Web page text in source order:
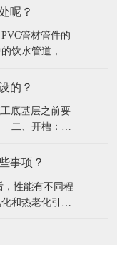
温度应严格控
解现象。因
特性、机
呢？
管材管件的
饮水管道，楼
以看出结论
接可靠。PVC管
的？
底基层之前要
二、开槽：
要比管径略宽
方段伸到边沟内
事项？
，性能有不同程
和热老化引起
性能变化也不